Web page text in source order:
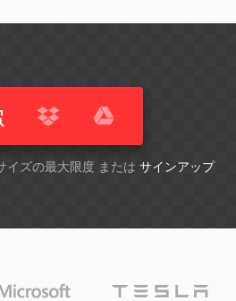
イズの最大限度 または サインアップ